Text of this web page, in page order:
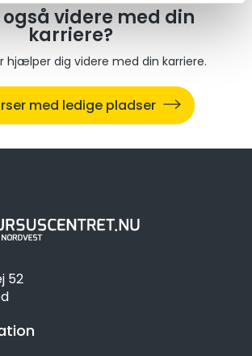
videre med din
karriere?
hjælper dig videre med din karriere.
med ledige pladser
52